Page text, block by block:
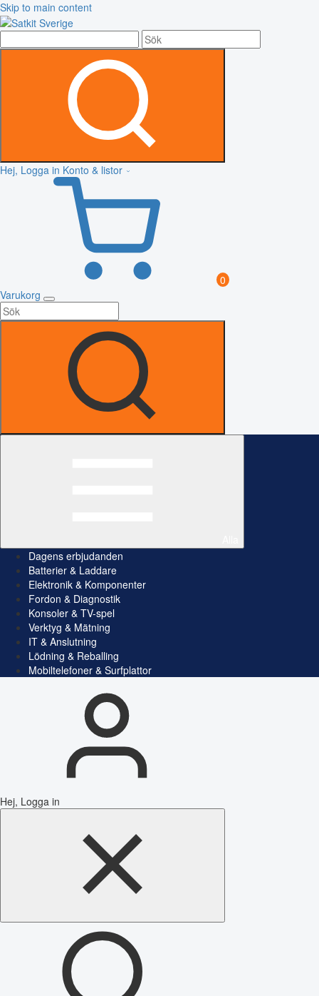
Skip to main content
Hej, Logga in Konto & listor
0
Varukorg
Dagens erbjudanden
Batterier & Laddare
Elektronik & Komponenter
Fordon & Diagnostik
Konsoler & TV-spel
Verktyg & Mätning
IT & Anslutning
Lödning & Reballing
Mobiltelefoner & Surfplattor
Hej, Logga in